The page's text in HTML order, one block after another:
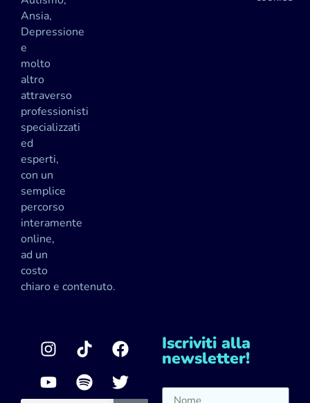
Ansia,
Depressione
e
molto
altro
attraverso
professionisti
specializzati
ed
esperti,
con un
semplice
percorso
interamente
online,
ad un
costo
chiaro e contenuto.
Iscriviti alla
newsletter!